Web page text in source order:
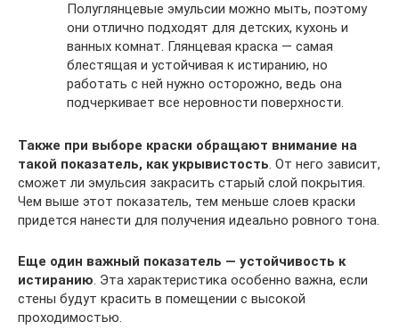
Полуглянцевые эмульсии можно мыть, поэтому
они отлично подходят для детских, кухонь и
ванных комнат. Глянцевая краска — самая
блестящая и устойчивая к истиранию, но
работать с ней нужно осторожно, ведь она
подчеркивает все неровности поверхности.
Также при выборе краски обращают внимание на
такой показатель, как укрывистость. От него зависит,
сможет ли эмульсия закрасить старый слой покрытия.
Чем выше этот показатель, тем меньше слоев краски
придется нанести для получения идеально ровного тона.
Еще один важный показатель — устойчивость к
истиранию. Эта характеристика особенно важна, если
стены будут красить в помещении с высокой
проходимостью.